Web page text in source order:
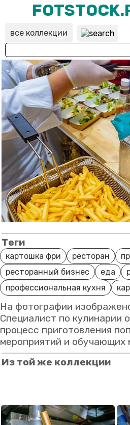
все коллекции
Теги
картошка фри ресторан
ресторанный бизнес
еда
профессиональная кухня
На фотографии
Специалист по кулинарии
процесс приготовления
мероприятий и обучающих
Из той же коллекции